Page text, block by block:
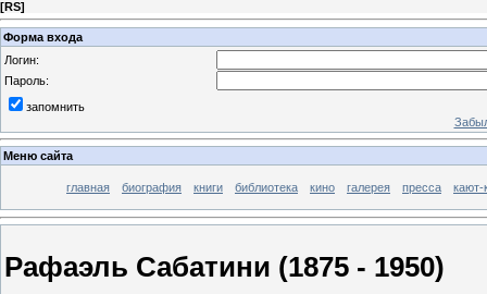
[RS]
Форма входа
Логин:
Пароль:
запомнить
Меню сайта
главная биография книги библиотека кино галерея пресса кают-
Рафаэль Сабатини (1875 - 1950)